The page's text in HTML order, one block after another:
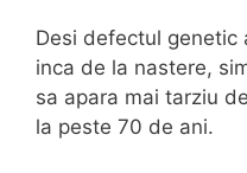
Desi defectul genetic
inca de la nastere,
sa apara mai tarziu
la peste 70 de ani.